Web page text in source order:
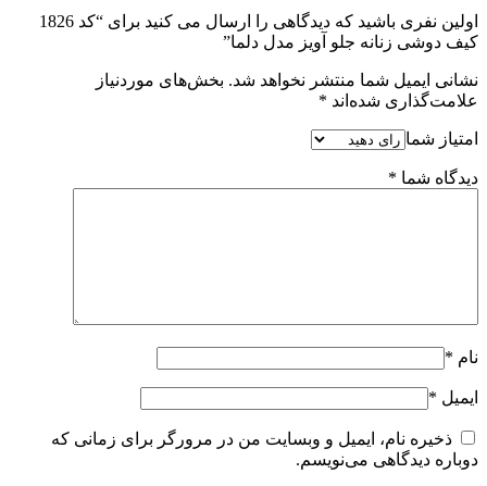
اولین نفری باشید که دیدگاهی را ارسال می کنید برای “کد 1826
کیف دوشی زنانه جلو آویز مدل دلما”
نشانی ایمیل شما منتشر نخواهد شد. بخش‌های موردنیاز
علامت‌گذاری شده‌اند *
امتیاز شما
دیدگاه شما *
نام *
ایمیل *
ذخیره نام، ایمیل و وبسایت من در مرورگر برای زمانی که
دوباره دیدگاهی می‌نویسم.